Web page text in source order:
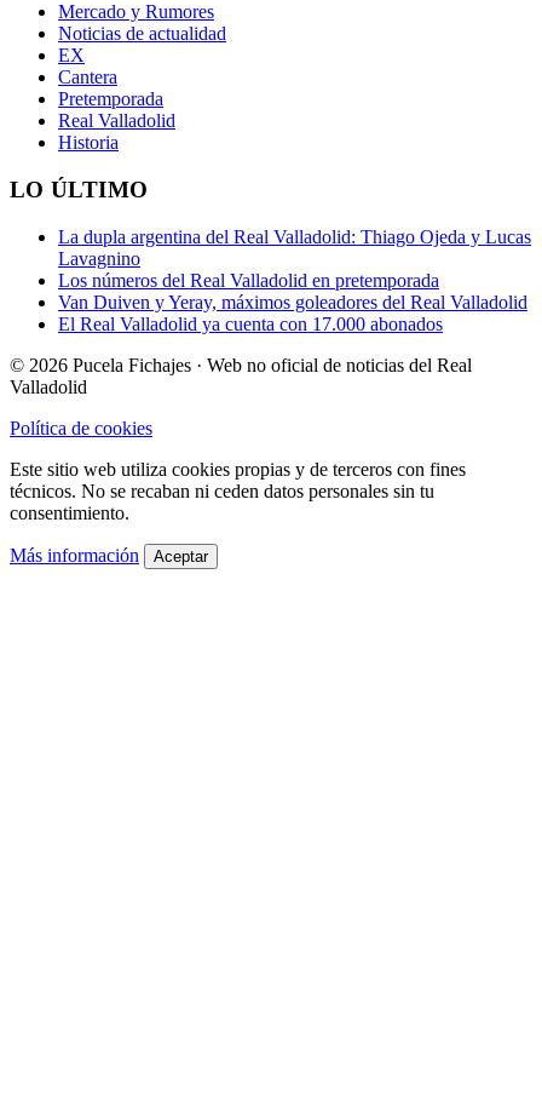
Mercado y Rumores
Noticias de actualidad
EX
Cantera
Pretemporada
Real Valladolid
Historia
LO ÚLTIMO
La dupla argentina del Real Valladolid: Thiago Ojeda y Lucas
Lavagnino
Los números del Real Valladolid en pretemporada
Van Duiven y Yeray, máximos goleadores del Real Valladolid
El Real Valladolid ya cuenta con 17.000 abonados
© 2026 Pucela Fichajes · Web no oficial de noticias del Real
Valladolid
Política de cookies
Este sitio web utiliza cookies propias y de terceros con fines
técnicos. No se recaban ni ceden datos personales sin tu
consentimiento.
Más información Aceptar